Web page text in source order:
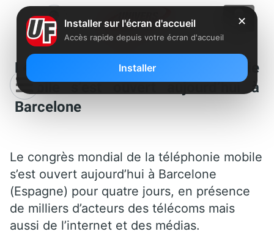
Le congrès mondial de la téléphonie
mobile s’est ouvert aujourd’hui à
Barcelone
Le congrès mondial de la téléphonie mobile
s’est ouvert aujourd’hui à Barcelone
(Espagne) pour quatre jours, en présence
de milliers d’acteurs des télécoms mais
aussi de l’internet et des médias.
✕
Installer sur l'écran d'accueil
Accès rapide depuis votre écran d'accueil
Installer